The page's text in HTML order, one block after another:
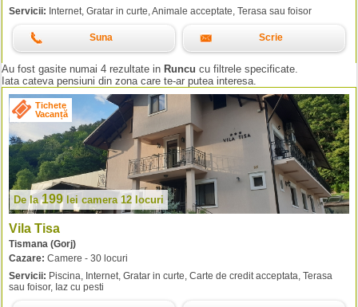
Servicii: Internet, Gratar in curte, Animale acceptate, Terasa sau foisor
Suna Scrie
Au fost gasite numai 4 rezultate in Runcu cu filtrele specificate.
Iata cateva pensiuni din zona care te-ar putea interesa.
Tichete
Vacanță
De la199 lei camera 12 locuri
Vila Tisa
Tismana (Gorj)
Cazare: Camere - 30 locuri
Servicii: Piscina, Internet, Gratar in curte, Carte de credit acceptata, Terasa
sau foisor, Iaz cu pesti